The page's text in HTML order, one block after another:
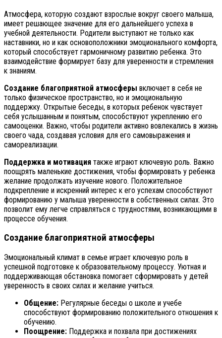
Атмосфера, которую создают взрослые вокруг своего малыша,
имеет решающее значение для его дальнейшего успеха в
учебной деятельности. Родители выступают не только как
наставники, но и как основоположники эмоционального комфорта,
который способствует гармоничному развитию ребенка. Это
взаимодействие формирует базу для уверенности и стремления
к знаниям.
Создание благоприятной атмосферы включает в себя не
только физическое пространство, но и эмоциональную
поддержку. Открытые беседы, в которых ребенок чувствует
себя услышанным и понятым, способствуют укреплению его
самооценки. Важно, чтобы родители активно вовлекались в жизнь
своего чада, создавая условия для его самовыражения и
самореализации.
Поддержка и мотивация также играют ключевую роль. Важно
поощрять маленькие достижения, чтобы формировать у ребенка
желание продолжать изучение нового. Положительное
подкрепление и искренний интерес к его успехам способствуют
формированию у малыша уверенности в собственных силах. Это
позволит ему легче справляться с трудностями, возникающими в
процессе обучения.
Создание благоприятной атмосферы
Эмоциональный климат в семье играет ключевую роль в
успешной подготовке к образовательному процессу. Уютная и
поддерживающая обстановка помогает сформировать у детей
уверенность в своих силах и желание учиться.
Общение: Регулярные беседы о школе и учебе
способствуют формированию положительного отношения к
обучению.
Поощрение: Поддержка и похвала при достижениях